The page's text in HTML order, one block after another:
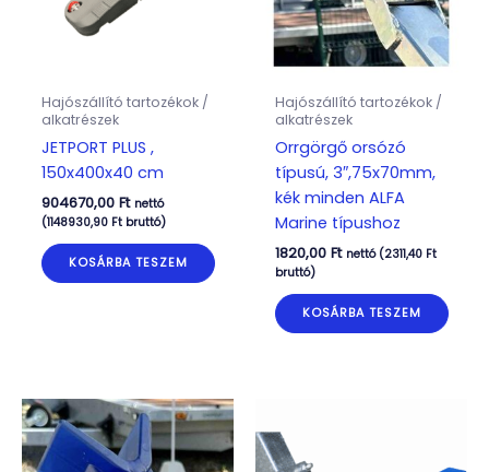
Hajószállító tartozékok /
alkatrészek
JETPORT PLUS ,
150x400x40 cm
904670,00 Ft nettó
(1148930,90 Ftbruttó)
KOSÁRBA TESZEM
Hajószállító tartozékok /
alkatrészek
Orrgörgő orsózó
típusú, 3″,75x70mm,
kék minden ALFA
Marine típushoz
1820,00 Ft nettó (2311,40 Ft
bruttó)
KOSÁRBA TESZEM